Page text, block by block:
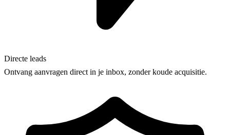
Directe leads
Ontvang aanvragen direct in je inbox, zonder koude acquisitie.